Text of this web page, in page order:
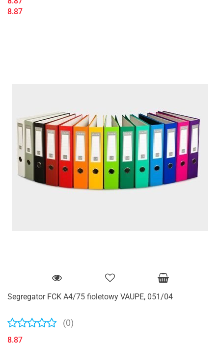
8.87
Segregator FCK A4/75 fioletowy VAUPE, 051/04
(0)
8.87